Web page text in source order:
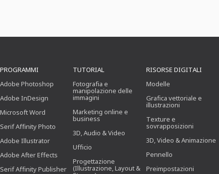
PROGRAMMI
Adobe Photoshop
Adobe InDesign
Microsoft Word
Serif Affinity Photo
Adobe Illustrator
Adobe After Effects
Serif Affinity Publisher
TUTORIAL
Fotografia e
manipolazione delle
immagini
Marketing online e
business
3D, Audio & Video
Ufficio
Progettazione
(Illustrazione, Layout &
RISORSE DIGITALI
Modelle
Grafica vettoriale e
illustrazioni
Texture e
sovrapposizioni
3D, Video & Animazione
Pennello
Preimpostazioni